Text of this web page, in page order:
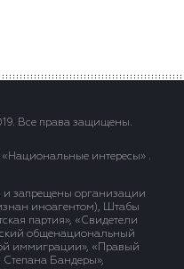
Все права защищены.
интересы» .
и запрещены организации
иноагентом), Штабы
партия», «Свидетели
общенациональный
иммиграции», «Правый
Бандеры»,